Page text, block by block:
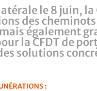
le 8 juin, la
des
également
la CFDT de
solutions
: